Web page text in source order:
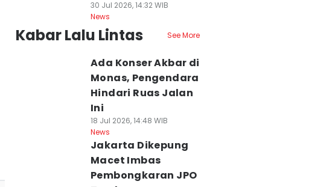
30 Jul 2026, 14:32 WIB
News
Kabar Lalu Lintas See More
Ada Konser Akbar di
Monas, Pengendara
Hindari Ruas Jalan
Ini
18 Jul 2026, 14:48 WIB
News
Jakarta Dikepung
Macet Imbas
Pembongkaran JPO